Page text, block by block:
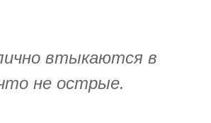
втыкаются в
не острые.